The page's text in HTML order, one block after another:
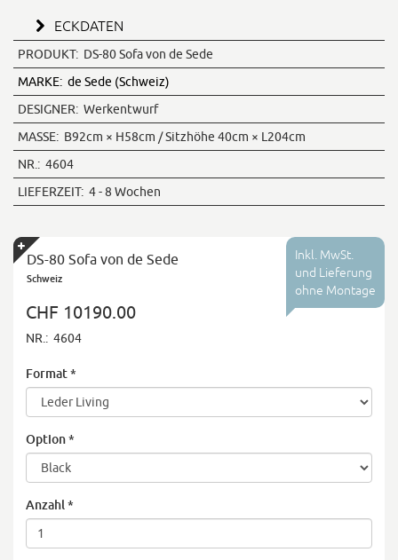
ECKDATEN
PRODUKT: DS-80 Sofa von de Sede
MARKE: de Sede (Schweiz)
DESIGNER: Werkentwurf
MASSE: B92cm × H58cm / Sitzhöhe 40cm × L204cm
NR.: 4604
LIEFERZEIT: 4 - 8 Wochen
Inkl. MwSt.
und Lieferung
ohne Montage
DS-80 Sofa von de Sede
Schweiz
CHF 10190.00
NR.: 4604
Format*
Option*
Anzahl *